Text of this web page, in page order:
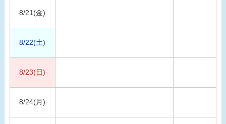
8/21(金)
8/22(土)
8/23(日)
8/24(月)